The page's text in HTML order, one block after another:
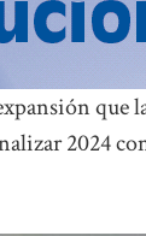
2024